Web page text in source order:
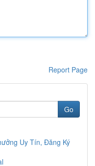
Report Page
Go
Uy Tín, Đăng Ký